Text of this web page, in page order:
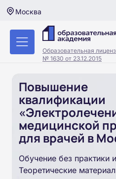
Москва
Образовательная
№ 1630 от 23.12.2015
Повышение
квалификации
медицинской
для врачей в
Обучение без практики
Теоретические